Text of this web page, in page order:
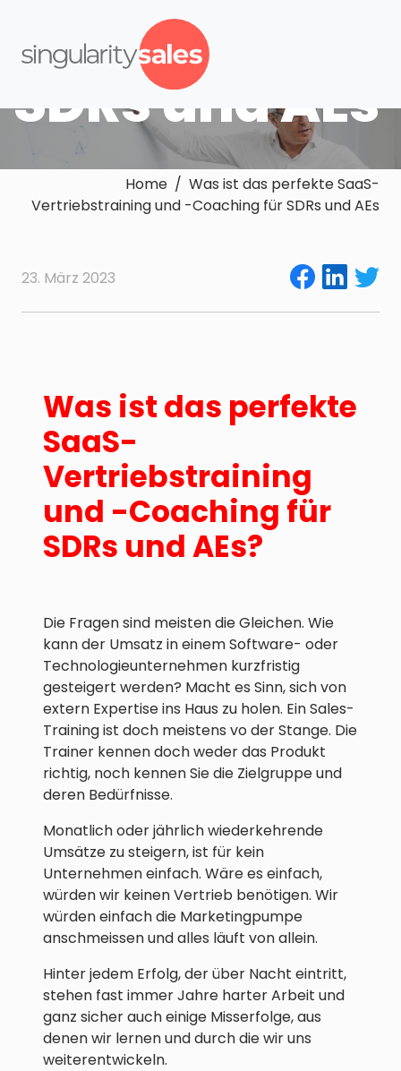
Coaching für
SDRs und AEs
Home / Was ist das perfekte SaaS-
Vertriebstraining und -Coaching für SDRs und AEs
23. März 2023
Was ist das perfekte
SaaS-
Vertriebstraining
und -Coaching für
SDRs und AEs?
Die Fragen sind meisten die Gleichen. Wie
kann der Umsatz in einem Software- oder
Technologieunternehmen kurzfristig
gesteigert werden? Macht es Sinn, sich von
extern Expertise ins Haus zu holen. Ein Sales-
Training ist doch meistens vo der Stange. Die
Trainer kennen doch weder das Produkt
richtig, noch kennen Sie die Zielgruppe und
deren Bedürfnisse.
Monatlich oder jährlich wiederkehrende
Umsätze zu steigern, ist für kein
Unternehmen einfach. Wäre es einfach,
würden wir keinen Vertrieb benötigen. Wir
würden einfach die Marketingpumpe
anschmeissen und alles läuft von allein.
Hinter jedem Erfolg, der über Nacht eintritt,
stehen fast immer Jahre harter Arbeit und
ganz sicher auch einige Misserfolge, aus
denen wir lernen und durch die wir uns
weiterentwickeln.